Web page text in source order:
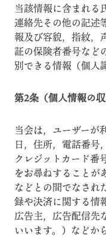
当該情報に含まれる
連絡先その他の記述
報及び容貌，指紋，
証の保険者番号など
別できる情報（個人
第2条（個人情報の収
当会は，ユーザーが
日，住所，電話番号
クレジットカード番
をお尋ねすることが
などとの間でなされ
録や決済に関する情
広告主，広告配信先
いいます。）などか